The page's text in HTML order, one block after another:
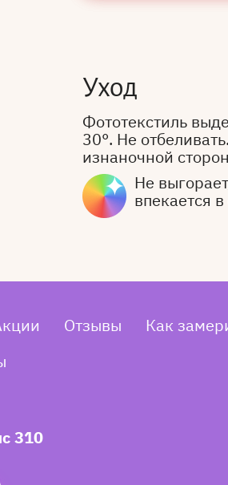
Уход
Фототекстиль
30°. Не
изнаночной
Не
впекается
Отзывы Как
310